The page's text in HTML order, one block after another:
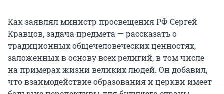
Как заявлял министр просвещения РФ Сергей
Кравцов, задача предмета — рассказать о
традиционных общечеловеческих ценностях,
заложенных в основу всех религий, в том числе
на примерах жизни великих людей. Он добавил,
что взаимодействие образования и церкви имеет